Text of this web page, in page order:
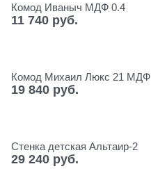
Комод Иваныч МДФ 0.4
11 740 руб.
Комод Михаил Люкс 21 МДФ
19 840 руб.
Стенка детская Альтаир-2
29 240 руб.